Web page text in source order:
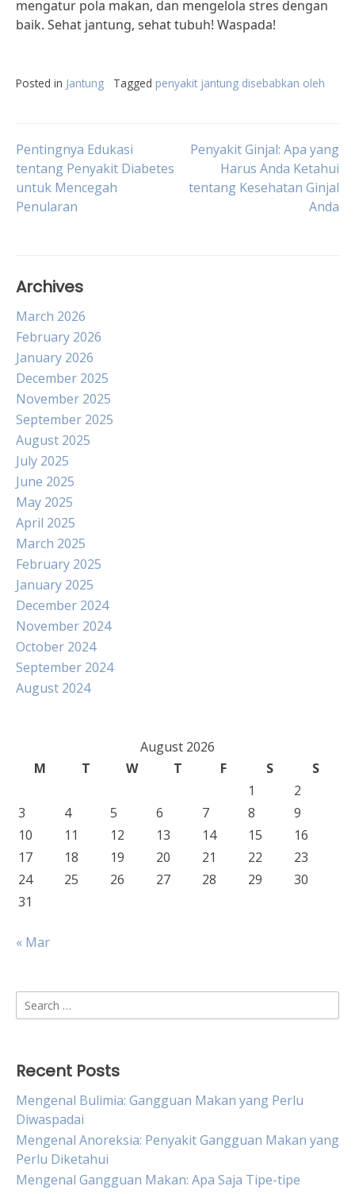
mengatur pola makan, dan mengelola stres dengan
baik. Sehat jantung, sehat tubuh! Waspada!
Posted in Jantung Tagged penyakit jantung disebabkan oleh
Post
navigation
Pentingnya Edukasi
tentang Penyakit Diabetes
untuk Mencegah
Penularan
Penyakit Ginjal: Apa yang
Harus Anda Ketahui
tentang Kesehatan Ginjal
Anda
Archives
March 2026
February 2026
January 2026
December 2025
November 2025
September 2025
August 2025
July 2025
June 2025
May 2025
April 2025
March 2025
February 2025
January 2025
December 2024
November 2024
October 2024
September 2024
August 2024
August 2026
M
T W T F S
S
1
2
3
4 5 6 7 8
9
10
11 12 13 14 15
16
17
18 19 20 21 22
23
24
25 26 27 28 29
30
31
« Mar
Search
for:
Recent Posts
Mengenal Bulimia: Gangguan Makan yang Perlu
Diwaspadai
Mengenal Anoreksia: Penyakit Gangguan Makan yang
Perlu Diketahui
Mengenal Gangguan Makan: Apa Saja Tipe-tipe